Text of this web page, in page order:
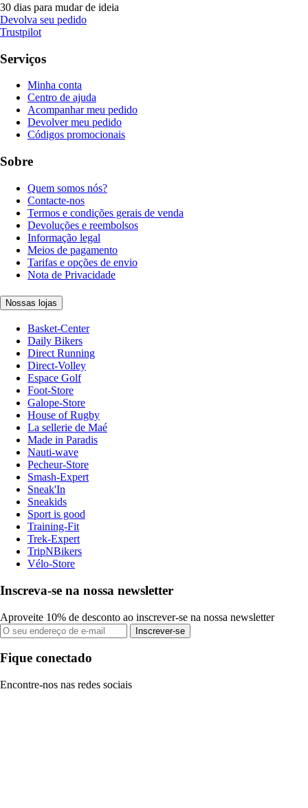
30 dias para mudar de ideia
Devolva seu pedido
Trustpilot
Serviços
Minha conta
Centro de ajuda
Acompanhar meu pedido
Devolver meu pedido
Códigos promocionais
Sobre
Quem somos nós?
Contacte-nos
Termos e condições gerais de venda
Devoluções e reembolsos
Informação legal
Meios de pagamento
Tarifas e opções de envio
Nota de Privacidade
Nossas lojas
Basket-Center
Daily Bikers
Direct Running
Direct-Volley
Espace Golf
Foot-Store
Galope-Store
House of Rugby
La sellerie de Maé
Made in Paradis
Nauti-wave
Pecheur-Store
Smash-Expert
Sneak'In
Sneakids
Sport is good
Training-Fit
Trek-Expert
TripNBikers
Vélo-Store
Inscreva-se na nossa newsletter
Aproveite 10% de desconto ao inscrever-se na nossa newsletter
Inscrever-se
Fique conectado
Encontre-nos nas redes sociais